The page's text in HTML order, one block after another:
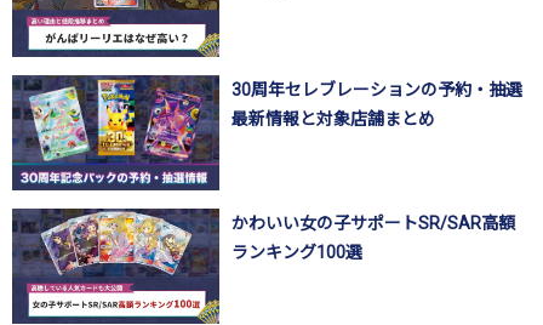
30周年セレブレーションの予約・抽選
最新情報と対象店舗まとめ
かわいい女の子サポートSR/SAR高額
ランキング100選